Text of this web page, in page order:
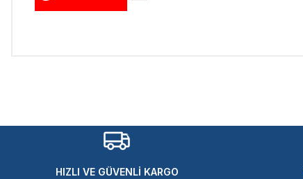
Ürün açıklamasında eksik bilgiler bulunuyor.
Ürün bilgilerinde hatalar bulunuyor.
Ürün fiyatı diğer sitelerden daha pahalı.
HIZLI VE GÜVENLİ KARGO